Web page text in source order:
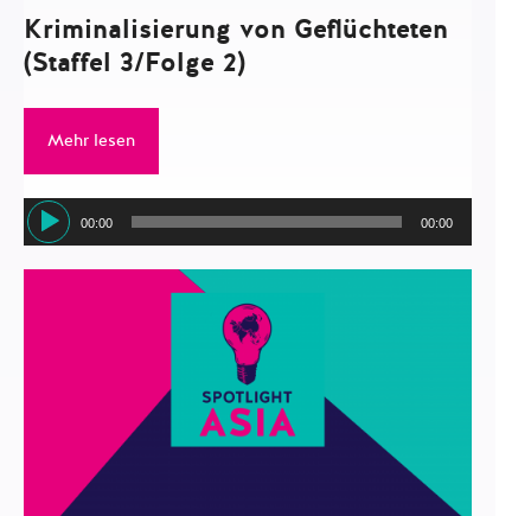
Kriminalisierung von Geflüchteten
(Staffel 3/Folge 2)
Mehr lesen
Audio-
Player
00:00 00:00